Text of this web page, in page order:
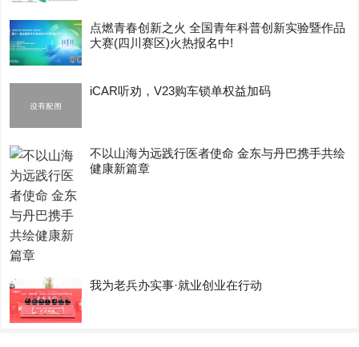
点燃青春创新之火 全国青年科普创新实验暨作品
大赛(四川赛区)火热报名中!
iCAR听劝，V23购车锁单权益加码
不以山海为远践行医者使命 金东与丹巴携手共绘
健康新篇章
我为老兵办实事·就业创业在行动